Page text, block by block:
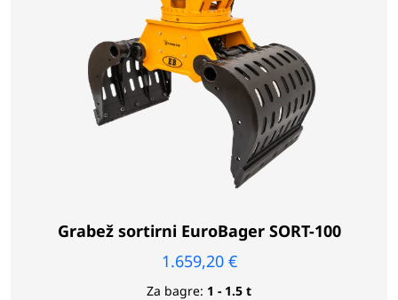
Grabež sortirni EuroBager SORT-100
1.659,20 €
Za bagre: 1 - 1.5 t